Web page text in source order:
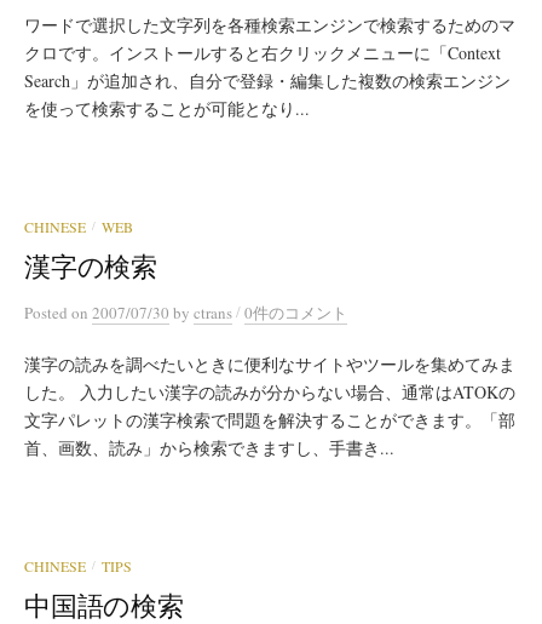
ワードで選択した文字列を各種検索エンジンで検索するためのマ
クロです。インストールすると右クリックメニューに「Context
Search」が追加され、自分で登録・編集した複数の検索エンジン
を使って検索することが可能となり...
CHINESE / WEB
漢字の検索
Posted on 2007/07/30 by ctrans/0件のコメント
漢字の読みを調べたいときに便利なサイトやツールを集めてみま
した。 入力したい漢字の読みが分からない場合、通常はATOKの
文字パレットの漢字検索で問題を解決することができます。「部
首、画数、読み」から検索できますし、手書き...
CHINESE / TIPS
中国語の検索